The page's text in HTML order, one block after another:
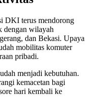
DKI terus mendorong
dengan wilayah
dan Bekasi. Upaya
mobilitas komuter
pribadi.
menjadi kebutuhan.
kemacetan bagi
hari kembali ke